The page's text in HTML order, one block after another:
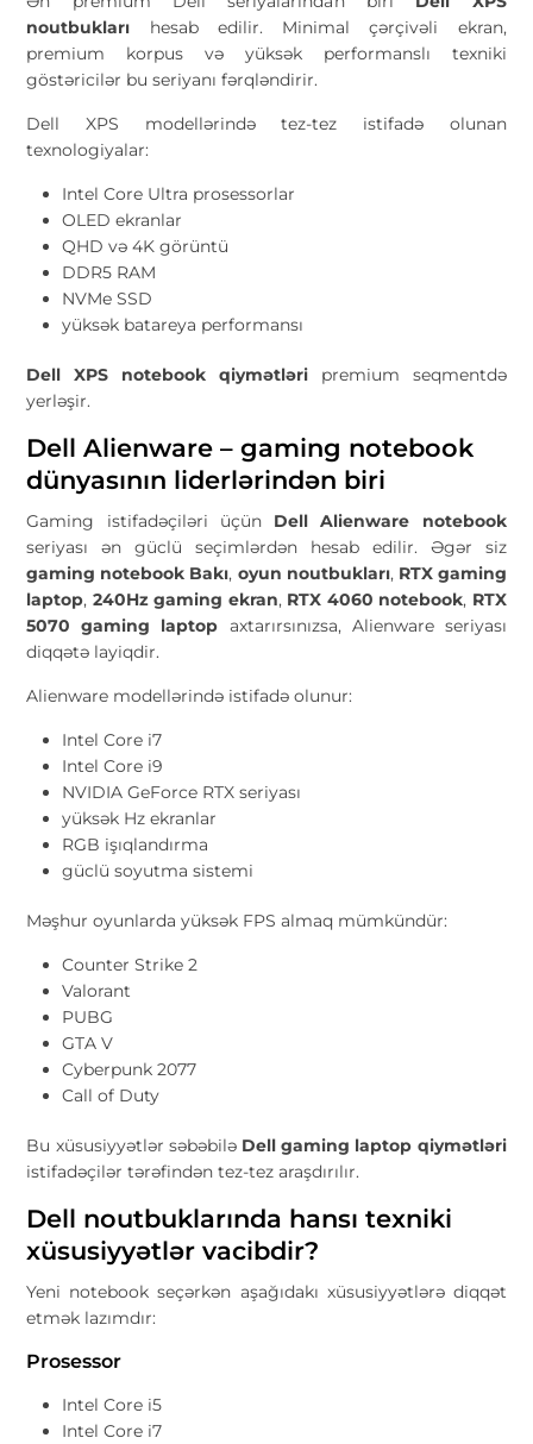
noutbukları hesab edilir. Minimal çərçivəli ekran,
premium korpus və yüksək performanslı texniki
göstəricilər bu seriyanı fərqləndirir.
Dell XPS modellərində tez-tez istifadə olunan
texnologiyalar:
Intel Core Ultra prosessorlar
OLED ekranlar
QHD və 4K görüntü
DDR5 RAM
NVMe SSD
yüksək batareya performansı
Dell XPS notebook qiymətləripremium seqmentdə
yerləşir.
Dell Alienware – gaming notebook
dünyasının liderlərindən biri
Gaming istifadəçiləri üçün Dell Alienware notebook
seriyası ən güclü seçimlərdən hesab edilir. Əgər siz
gaming notebook Bakı, oyun noutbukları, RTX gaming
laptop, 240Hz gaming ekran, RTX 4060 notebook, RTX
5070 gaming laptop axtarırsınızsa, Alienware seriyası
diqqətə layiqdir.
Alienware modellərində istifadə olunur:
Intel Core i7
Intel Core i9
NVIDIA GeForce RTX seriyası
yüksək Hz ekranlar
RGB işıqlandırma
güclü soyutma sistemi
Məşhur oyunlarda yüksək FPS almaq mümkündür:
Counter Strike 2
Valorant
PUBG
GTA V
Cyberpunk 2077
Call of Duty
Bu xüsusiyyətlər səbəbilə Dell gaming laptop qiymətləri
istifadəçilər tərəfindən tez-tez araşdırılır.
Dell noutbuklarında hansı texniki
xüsusiyyətlər vacibdir?
Yeni notebook seçərkən aşağıdakı xüsusiyyətlərə diqqət
etmək lazımdır:
Prosessor
Intel Core i5
Intel Core i7